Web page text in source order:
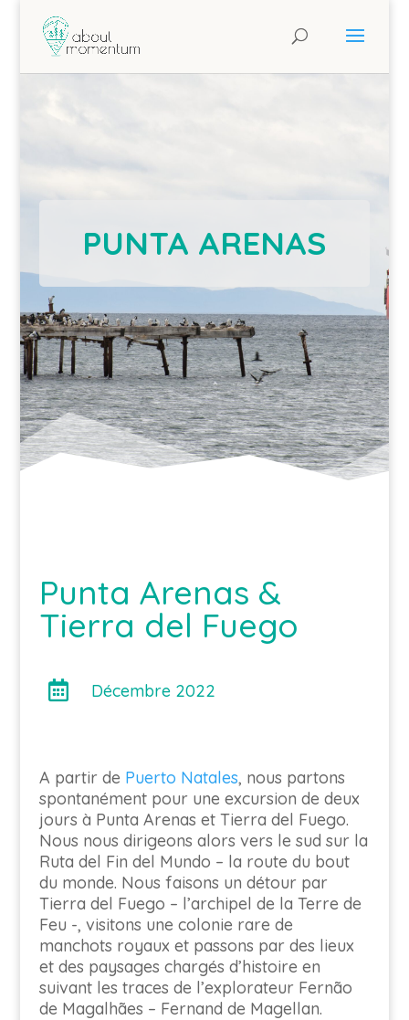
PUNTA ARENAS
Punta Arenas &
Tierra del Fuego
 Décembre 2022
A partir de Puerto Natales, nous partons
spontanément pour une excursion de deux
jours à Punta Arenas et Tierra del Fuego.
Nous nous dirigeons alors vers le sud sur la
Ruta del Fin del Mundo – la route du bout
du monde. Nous faisons un détour par
Tierra del Fuego – l’archipel de la Terre de
Feu -, visitons une colonie rare de
manchots royaux et passons par des lieux
et des paysages chargés d’histoire en
suivant les traces de l’explorateur Fernão
de Magalhães – Fernand de Magellan.